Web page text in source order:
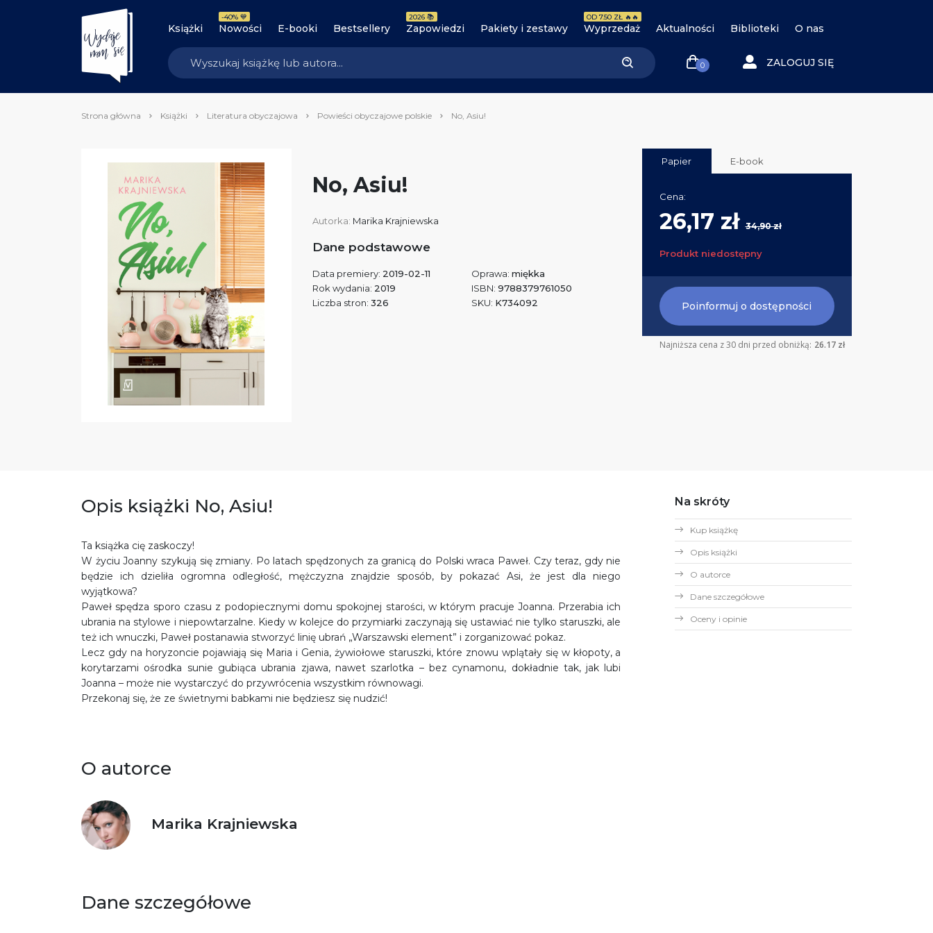
Książki Nowości
-40% 💙
E-booki Bestsellery Zapowiedzi
2026 📚
Pakiety i zestawy Wyprzedaż
OD 7.50 ZŁ 🔥🔥
Aktualności Biblioteki O nas
0 ZALOGUJ SIĘ
Strona główna Książki Literatura obyczajowa Powieści obyczajowe polskie No, Asiu!
No, Asiu!
Autorka: Marika Krajniewska
Dane podstawowe
Data premiery: 2019-02-11
Rok wydania: 2019
Liczba stron: 326
Oprawa: miękka
ISBN: 9788379761050
SKU: K734092
Papier E-book
Cena:
26,17 zł34,90 zł
Produkt niedostępny
Poinformuj o dostępności
Najniższa cena z 30 dni przed obniżką: 26.17 zł
Opis książki No, Asiu!
Ta książka cię zaskoczy!
W życiu Joanny szykują się zmiany. Po latach spędzonych za granicą do Polski wraca Paweł. Czy teraz, gdy nie
będzie ich dzieliła ogromna odległość, mężczyzna znajdzie sposób, by pokazać Asi, że jest dla niego
wyjątkowa?
Paweł spędza sporo czasu z podopiecznymi domu spokojnej starości, w którym pracuje Joanna. Przerabia ich
ubrania na stylowe i niepowtarzalne. Kiedy w kolejce do przymiarki zaczynają się ustawiać nie tylko staruszki, ale
też ich wnuczki, Paweł postanawia stworzyć linię ubrań „Warszawski element” i zorganizować pokaz.
Lecz gdy na horyzoncie pojawiają się Maria i Genia, żywiołowe staruszki, które znowu wplątały się w kłopoty, a
korytarzami ośrodka sunie gubiąca ubrania zjawa, nawet szarlotka – bez cynamonu, dokładnie tak, jak lubi
Joanna – może nie wystarczyć do przywrócenia wszystkim równowagi.
Przekonaj się, że ze świetnymi babkami nie będziesz się nudzić!
O autorce
Marika Krajniewska
Dane szczegółowe
Na skróty
Kup książkę
Opis książki
O autorce
Dane szczegółowe
Oceny i opinie